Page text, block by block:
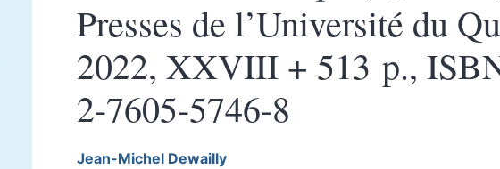
Presses de l’Université du
2022, XXVIII + 513 p.,
2-7605-5746-8
Jean-Michel Dewailly